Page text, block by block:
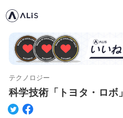
テクノロジー
科学技術「トヨタ・ロボ」